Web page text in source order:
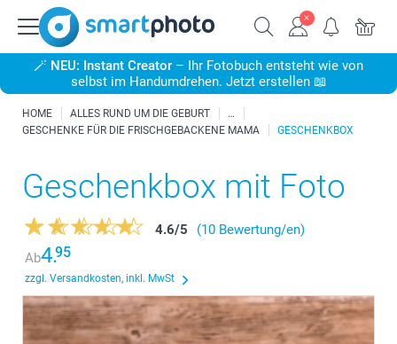
🪄 NEU: Instant Creator – Ihr Fotobuch entsteht wie von
selbst im Handumdrehen. Jetzt erstellen 📖
HOME
ALLES RUND UM DIE GEBURT
GESCHENKE FÜR DIE FRISCHGEBACKENE MAMA
GESCHENKBOX
Geschenkbox mit Foto
4.6/5
(10 Bewertung/en)
Ab4.95
zzgl. Versandkosten, inkl. MwSt